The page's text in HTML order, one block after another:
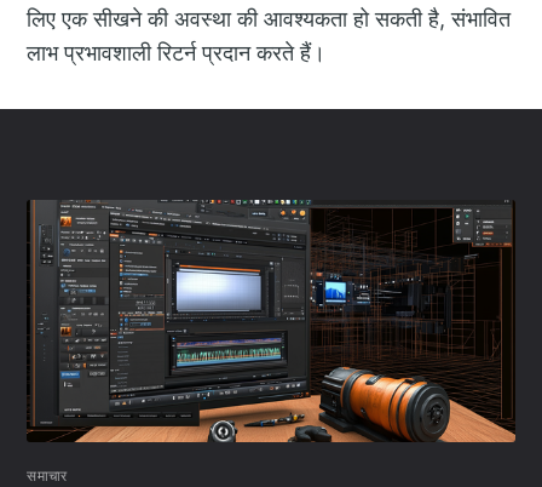
लिए एक सीखने की अवस्था की आवश्यकता हो सकती है, संभावित
लाभ प्रभावशाली रिटर्न प्रदान करते हैं।
समाचार